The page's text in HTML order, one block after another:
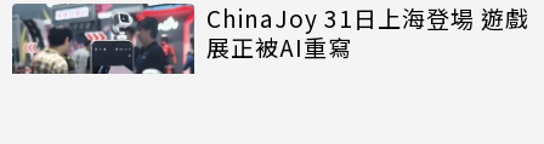
ChinaJoy 31日上海登場 遊戲
展正被AI重寫